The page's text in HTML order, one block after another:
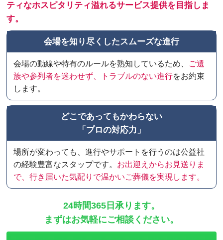
ティなホスピタリティ溢れるサービス提供を目指しま
す。
会場を知り尽くしたスムーズな進行
会場の動線や特有のルールを熟知しているため、
ご遺
族や参列者を迷わせず、トラブルのない進行をお約束
します。
どこであってもかわらない
「プロの対応力」
場所が変わっても、進行やサポートを行うのは公益社
の経験豊富なスタップです。 お出迎えからお見送りま
で、行き届いた気配りで温かいご葬儀を実現します。
24時間365日承ります。
まずはお気軽にご相談ください。